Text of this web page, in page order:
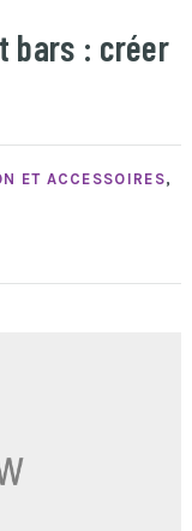
bars : créer
ET ACCESSOIRES,